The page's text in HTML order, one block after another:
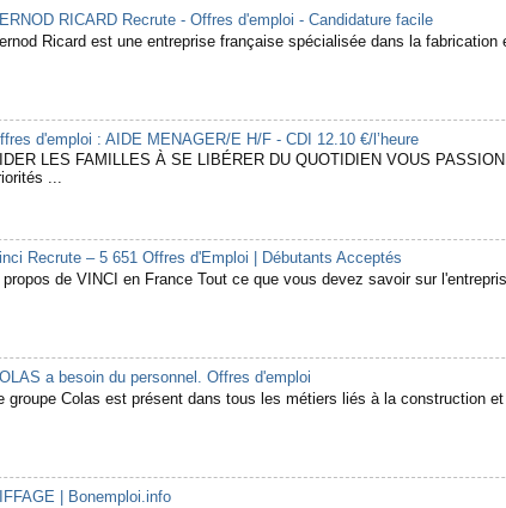
RICARD Recrute - Offres d'emploi - Candidature facile
Ricard est une entreprise française spécialisée dans la fabrication
d'emploi : AIDE MENAGER/E H/F - CDI 12.10 €/l’heure
LES FAMILLES À SE LIBÉRER DU QUOTIDIEN VOUS
...
Recrute – 5 651 Offres d'Emploi | Débutants Acceptés
propos de VINCI en France Tout ce que vous devez savoir sur
a besoin du personnel. Offres d'emploi
groupe Colas est présent dans tous les métiers liés à la construction
| Bonemploi.info